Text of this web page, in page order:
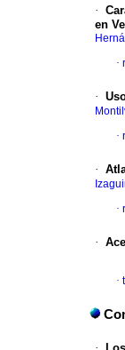
·
en
·
·
·
·
·
·
·